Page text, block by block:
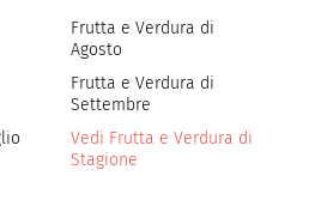
Frutta e Verdura di
Agosto
Frutta e Verdura di
Settembre
Vedi Frutta e Verdura di
Stagione